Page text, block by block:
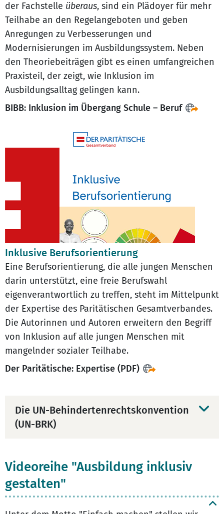
der Fachstelle überaus, sind ein Plädoyer für mehr
Teilhabe an den Regelangeboten und geben
Anregungen zu Verbesserungen und
Modernisierungen im Ausbildungssystem. Neben
den Theoriebeiträgen gibt es einen umfangreichen
Praxisteil, der zeigt, wie Inklusion im
Ausbildungsalltag gelingen kann.
BIBB: Inklusion im Übergang Schule – Beruf
Inklusive Berufsorientierung
Eine Berufsorientierung, die alle jungen Menschen
darin unterstützt, eine freie Berufswahl
eigenverantwortlich zu treffen, steht im Mittelpunkt
der Expertise des Paritätischen Gesamtverbandes.
Die Autorinnen und Autoren erweitern den Begriff
von Inklusion auf alle jungen Menschen mit
mangelnder sozialer Teilhabe.
Der Paritätische: Expertise (PDF)
Die UN-Behindertenrechtskonvention
(UN-BRK)
Videoreihe "Ausbildung inklusiv
gestalten"